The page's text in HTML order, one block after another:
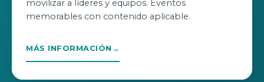
movilizar a líderes y equipos. Eventos
memorables con contenido aplicable.
MÁS INFORMACIÓN →